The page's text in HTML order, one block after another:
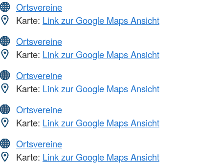
Ortsvereine
Karte: Link zur Google Maps Ansicht
Ortsvereine
Karte: Link zur Google Maps Ansicht
Ortsvereine
Karte: Link zur Google Maps Ansicht
Ortsvereine
Karte: Link zur Google Maps Ansicht
Ortsvereine
Karte: Link zur Google Maps Ansicht